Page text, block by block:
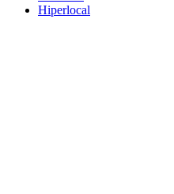
Hiperlocal